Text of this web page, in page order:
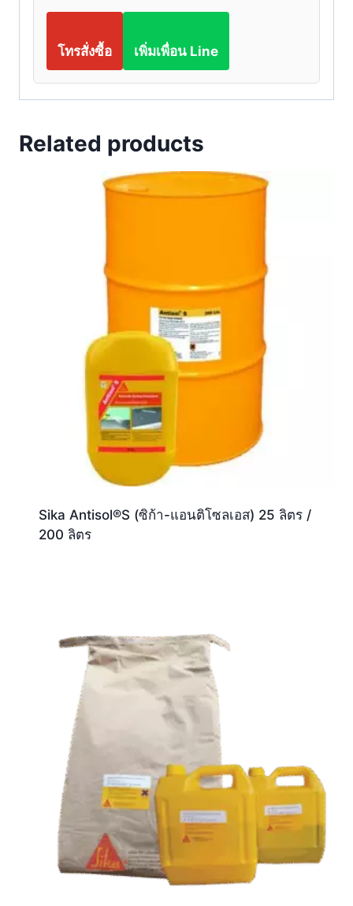
โทรสั่งซื้อ เพิ่มเพื่อน Line
Related products
Sika Antisol®S (ซิก้า-แอนติโซลเอส) 25 ลิตร /
200 ลิตร